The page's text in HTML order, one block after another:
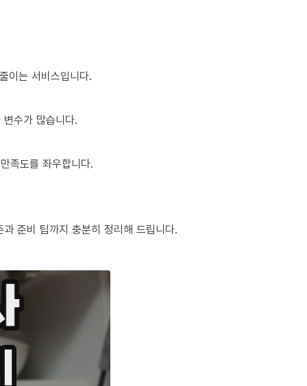
이는 서비스입니다.
수가 많습니다.
족도를 좌우합니다.
준비 팁까지 충분히 정리해 드립니다.